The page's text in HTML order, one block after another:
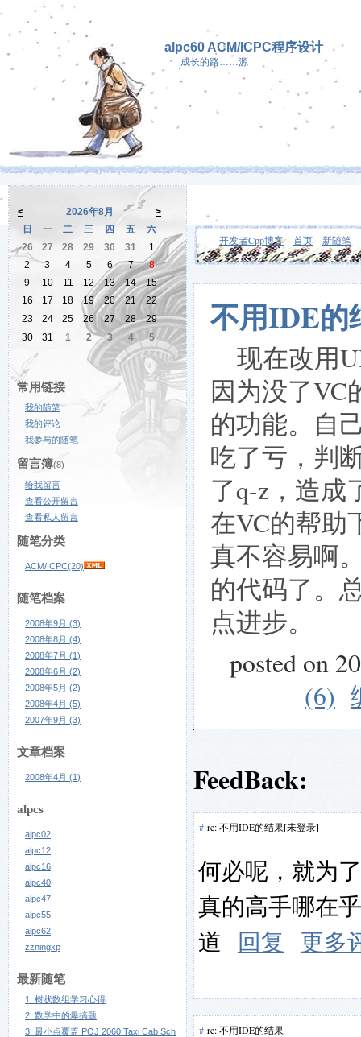
alpc60 ACM/ICPC程序设计
成长的路……源
开发者Cpp博客 首页 新随笔
< 2026年8月
>
日
一 二 三 四 五
六
26
27 28 29 30 31
1
2
3 4 5 6 7
8
9
10 11 12 13 14
15
16
17 18 19 20 21
22
23
24 25 26 27 28
29
30
31 1 2 3 4 5
常用链接
我的随笔
我的评论
我参与的随笔
留言簿(8)
给我留言
查看公开留言
查看私人留言
随笔分类
ACM/ICPC(20)
随笔档案
2008年9月 (3)
2008年8月 (4)
2008年7月 (1)
2008年6月 (2)
2008年5月 (2)
2008年4月 (5)
2007年9月 (3)
文章档案
2008年4月 (1)
alpcs
alpc02
alpc12
alpc16
alpc40
alpc47
alpc55
alpc62
zzningxp
最新随笔
1. 树状数组学习心得
2. 数学中的爆搞题
3. 最小点覆盖 POJ 2060 Taxi Cab Sch
不用IDE的
现在改用
因为没了VC
的功能。自
吃了亏，判
了q-z，造
在VC的帮助
真不容易啊
的代码了。
点进步。
posted on
(6)
FeedBack:
# re: 不用IDE的结果[未登录]
何必呢，就为
真的高手哪在
道 回复 更多
# re: 不用IDE的结果